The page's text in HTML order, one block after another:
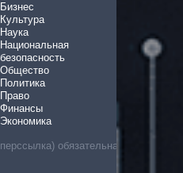
Бизнес
Культура
Наука
Национальная
безопасность
Общество
Политика
Право
Финансы
Экономика
обязательна